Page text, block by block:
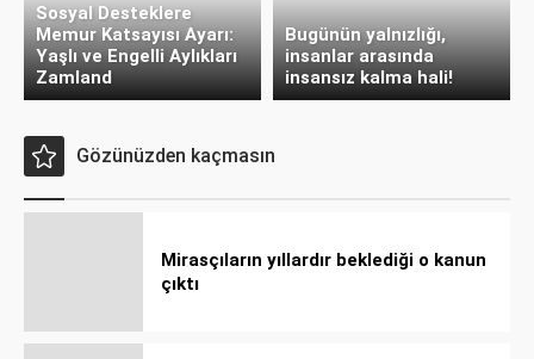
Sosyal Desteklere
Memur Katsayısı Ayarı:
Yaşlı ve Engelli Aylıkları
Zamland
Bugünün yalnızlığı,
insanlar arasında
insansız kalma hali!
Gözünüzden kaçmasın
Mirasçıların yıllardır beklediği o kanun
çıktı